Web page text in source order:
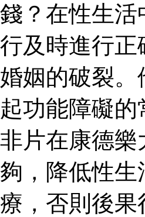
錢？在性生
行及時進行
婚姻的破裂
起功能障礙
非片在康德
夠，降低性
療，否則後